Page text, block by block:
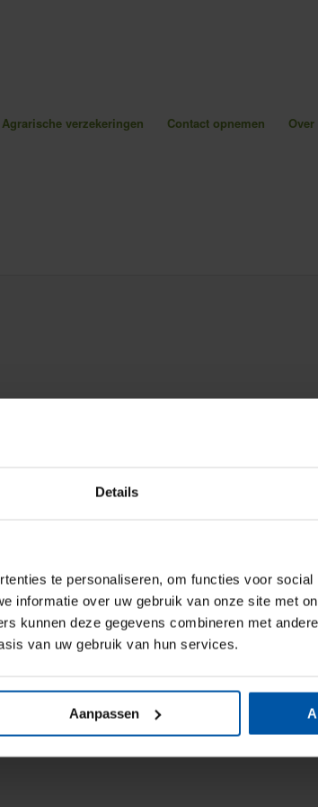
Details
te personaliseren, om functies voor social
informatie over uw gebruik van onze site met
kunnen deze gegevens combineren met
van uw gebruik van hun services.
Aanpassen
Agrarische verzekeringen Contact opnemen